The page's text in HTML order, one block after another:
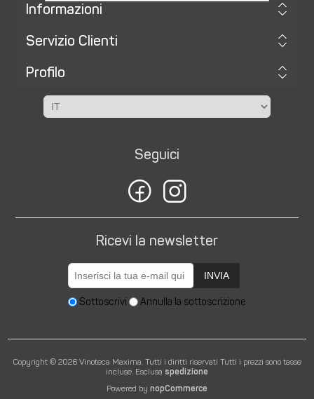
Informazioni
Servizio Clienti
Profilo
Seguici
Ricevi la newsletter
INVIA
Sottoscrivi Annulla la sottoscrizione
Copyright © 2026 Vinoteca Maxima. Tutti i diritti riservati Tutti i prezzi sono tasse
incluse. Esclusa spedizione
Powered by nopCommerce